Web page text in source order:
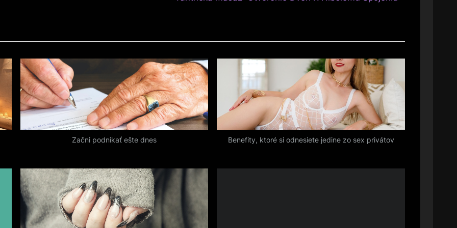
t
o
s
t
:
Začni podnikať ešte dnes Benefity, ktoré si odnesiete jedine zo sex privátov